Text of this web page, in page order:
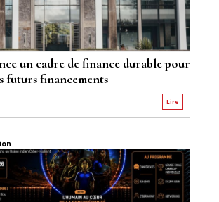
un cadre de finance durable pour
futurs financements
Lire